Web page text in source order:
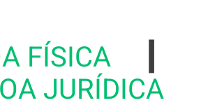
FÍSICA
JURÍDICA